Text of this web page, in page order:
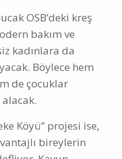
OSB’deki kreş
bakım ve
kadınlara da
Böylece hem
de çocuklar
Köyü” projesi ise,
bireylerin